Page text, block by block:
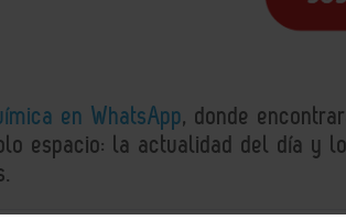
en WhatsApp, donde
espacio: la actualidad del día y